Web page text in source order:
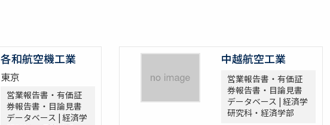
各和航空機工業
東京
営業報告書・有価証
券報告書・目論見書
データベース | 経済学
中越航空工業
営業報告書・有価証
券報告書・目論見書
データベース | 経済学
研究科・経済学部